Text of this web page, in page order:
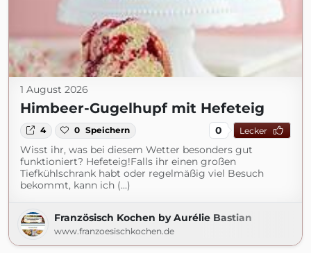
1 August 2026
Himbeer-Gugelhupf mit Hefeteig
4 0 Speichern 0 Lecker
Wisst ihr, was bei diesem Wetter besonders gut
funktioniert? Hefeteig!Falls ihr einen großen
Tiefkühlschrank habt oder regelmäßig viel Besuch
bekommt, kann ich (...)
Französisch Kochen by Aurélie Bastian
www.franzoesischkochen.de